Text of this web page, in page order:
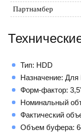
Партнамбер
Тип: HDD
Назначение: Для
Форм-фактор:
Номинальный
Фактический
Объем буфера: